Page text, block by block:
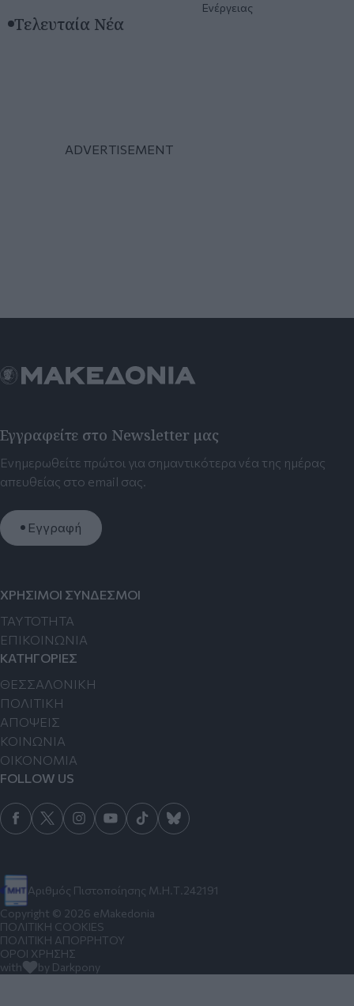
Ενέργειας
Τελευταία Νέα
Εγγραφείτε στο Newsletter μας
Ενημερωθείτε πρώτοι για σημαντικότερα νέα της ημέρας
απευθείας στο email σας.
Εγγραφή
Αριθμός Πιστοποίησης Μ.Η.Τ.242191
ΧΡΗΣΙΜΟΙ ΣΥΝΔΕΣΜΟΙ
TAYTOTHTA
ΕΠΙΚΟΙΝΩΝΙΑ
ΚΑΤΗΓΟΡΙΕΣ
ΘΕΣΣΑΛΟΝΙΚΗ
ΠΟΛΙΤΙΚΗ
ΑΠΟΨΕΙΣ
ΚΟΙΝΩΝΙΑ
ΟΙΚΟΝΟΜΙΑ
FOLLOW US
Copyright © 2026 eMakedonia
ΠΟΛΙΤΙΚΗ COOKIES
ΠΟΛΙΤΙΚΗ ΑΠΟΡΡΗΤΟΥ
ΟΡΟΙ ΧΡΗΣΗΣ
with
by Darkpony